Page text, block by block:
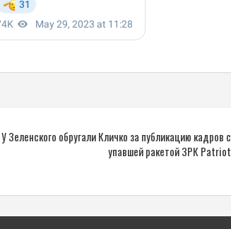
У Зеленского обругали Кличко за публикацию кадров с
упавшей ракетой ЗРК Patriot